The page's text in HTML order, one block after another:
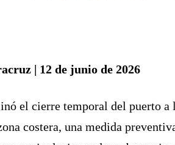
| 12 de junio de 2026
el cierre temporal del puerto
costera, una medida